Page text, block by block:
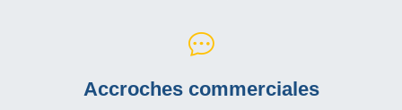
Accroches commerciales